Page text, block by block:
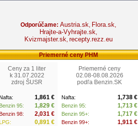
Odporúčame: Austria.sk, Flora.sk,
Hrajte-a-Vyhrajte.sk,
Kvizmajster.sk, recepty.rezz.eu
Priemerné ceny PHM
Ceny za 1 liter
k 31.07.2022
zdroj ŠUSR
1,861 €
Benzin 95: 1,829 €
98: 2,031 €
0,891 €
Priemerné ceny
02.08-08.08.2026
podľa Benzin.SK
Nafta: 1,738 €
Benzin 95: 1,713 €
Benzin 95+: 1,717 €
Benzin 99+: 1,911 €